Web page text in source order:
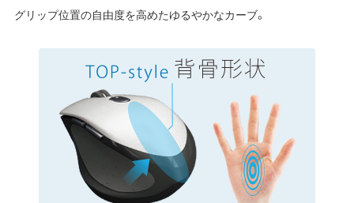
グリップ位置の自由度を高めたゆるやかなカーブ。